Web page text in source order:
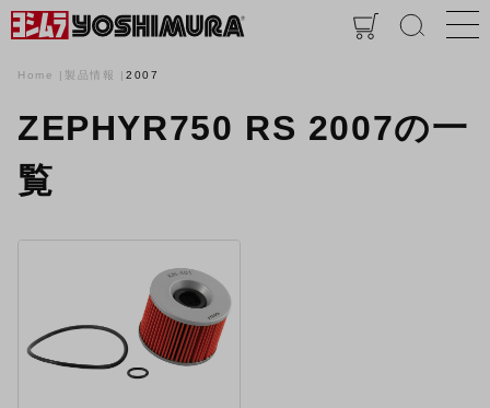
Home 製品情報 2007
ZEPHYR750 RS 2007の一
覧